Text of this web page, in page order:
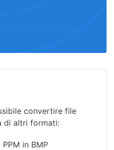
convertire file
di altri formati:
PPM in BMP